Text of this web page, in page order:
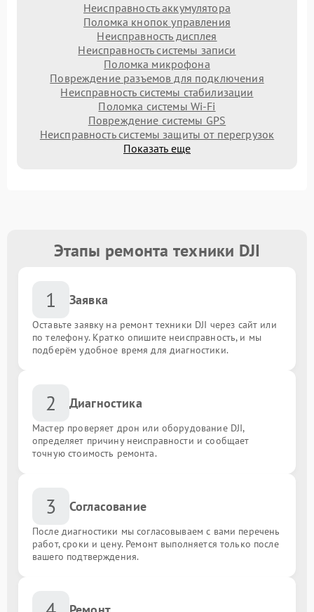
Неисправность аккумулятора
Поломка кнопок управления
Неисправность дисплея
Неисправность системы записи
Поломка микрофона
Повреждение разъемов для подключения
Неисправность системы стабилизации
Поломка системы Wi-Fi
Повреждение системы GPS
Неисправность системы защиты от перегрузок
Показать еще
Этапы ремонта техники DJI
1 Заявка
Оставьте заявку на ремонт техники DJI через сайт или
по телефону. Кратко опишите неисправность, и мы
подберём удобное время для диагностики.
2 Диагностика
Мастер проверяет дрон или оборудование DJI,
определяет причину неисправности и сообщает
точную стоимость ремонта.
3 Согласование
После диагностики мы согласовываем с вами перечень
работ, сроки и цену. Ремонт выполняется только после
вашего подтверждения.